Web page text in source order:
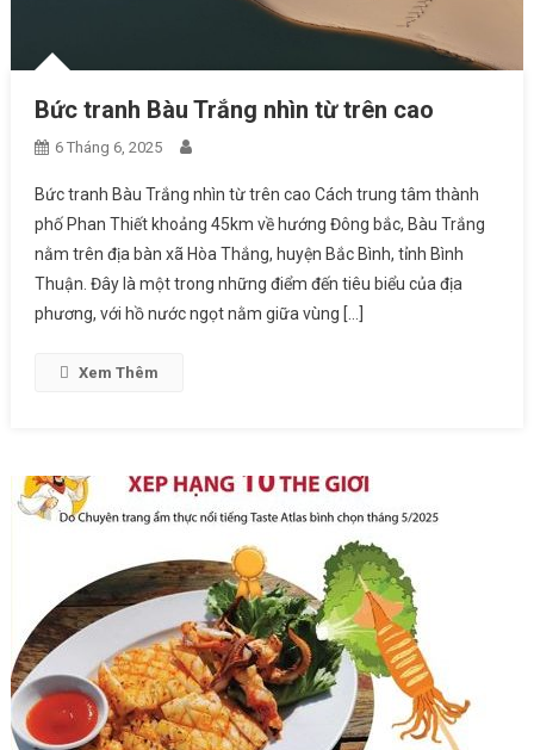
Bức tranh Bàu Trắng nhìn từ trên cao
6 Tháng 6, 2025
Bức tranh Bàu Trắng nhìn từ trên cao Cách trung tâm thành
phố Phan Thiết khoảng 45km về hướng Đông bắc, Bàu Trắng
nằm trên địa bàn xã Hòa Thắng, huyện Bắc Bình, tỉnh Bình
Thuận. Đây là một trong những điểm đến tiêu biểu của địa
phương, với hồ nước ngọt nằm giữa vùng […]
Xem Thêm